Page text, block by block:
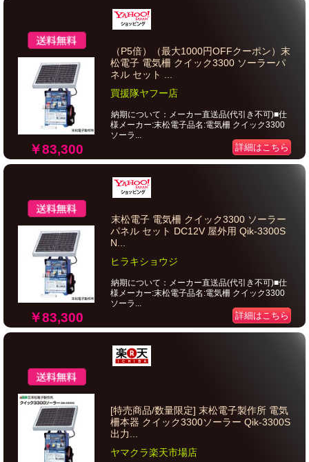
￥83,300
（P5倍）（最大1000円OFFクーポン）末
松電子 電気柵 クイック3300 ソーラーパ
ネル セット ...
買援隊ヤフー店
納期について：メーカー直送品(代引き不可)■仕
様メーカー:末松電子品名:電気柵 クイック3300
ソーラ...
詳細はこちら
￥83,300
末松電子 電気柵 クイック3300 ソーラー
パネル セット DC12V 屋外用 Qik-3300S
N...
ヒラキショウジ
納期について：メーカー直送品(代引き不可)■仕
様メーカー:末松電子品名:電気柵 クイック3300
ソーラ...
詳細はこちら
[特売商品/数量限定] 末松電子製作所 電気
柵本器 クイック3300ソーラー Qik-3300S
出力...
ヤマクラ楽天市場店